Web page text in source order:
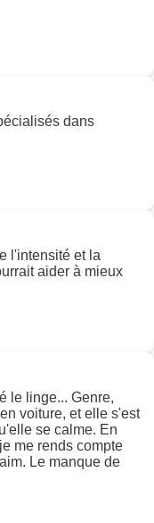
dans
l'intensité et la
aider à mieux
le linge... Genre,
voiture, et elle s'est
se calme. En
me rends compte
Le manque de